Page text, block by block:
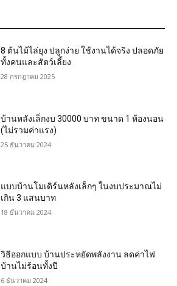
8 ต้นไม้ไล่ยุง ปลูกง่าย ใช้งานได้จริง ปลอดภัย
ทั้งคนและสัตว์เลี้ยง
28 กรกฎาคม 2025
บ้านหลังเล็กงบ 30000 บาท ขนาด 1 ห้องนอน
(ไม่รวมค่าแรง)
25 ธันวาคม 2024
แบบบ้านโมเดิร์นหลังเล็กๆ ในงบประมาณไม่
เกิน 3 แสนบาท
18 ธันวาคม 2024
วิธีออกแบบ บ้านประหยัดพลังงาน ลดค่าไฟ
บ้านไม่ร้อนทั้งปี
6 ธันวาคม 2024